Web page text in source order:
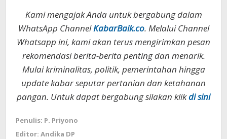
Kami mengajak Anda untuk bergabung dalam
WhatsApp ChannelKabarBaik.co. Melalui Channel
Whatsapp ini, kami akan terus mengirimkan pesan
rekomendasi berita-berita penting dan menarik.
Mulai kriminalitas, politik, pemerintahan hingga
update kabar seputar pertanian dan ketahanan
pangan. Untuk dapat bergabung silakan klikdi sini
Penulis: P. Priyono
Editor: Andika DP